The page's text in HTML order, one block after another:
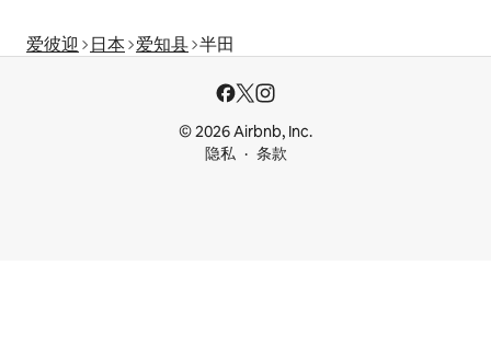
爱彼迎 日本 爱知县 半田
© 2026 Airbnb, Inc.
隐私
条款